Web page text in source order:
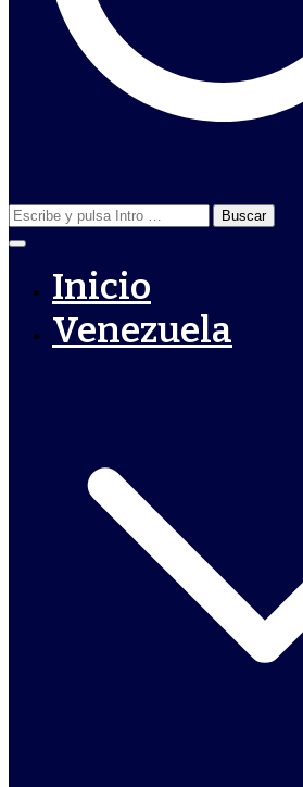
Buscar:
Inicio
Venezuela